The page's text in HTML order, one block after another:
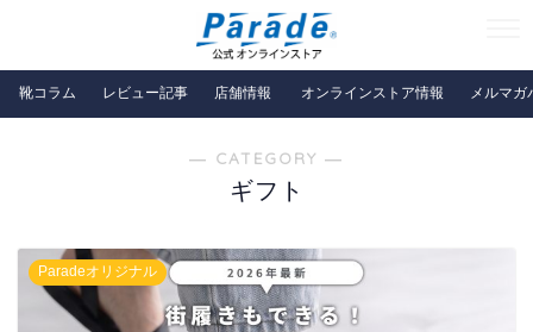
靴コラム レビュー記事 店舗情報 オンラインストア情報 メルマガ
― CATEGORY ―
ギフト
Paradeオリジナル